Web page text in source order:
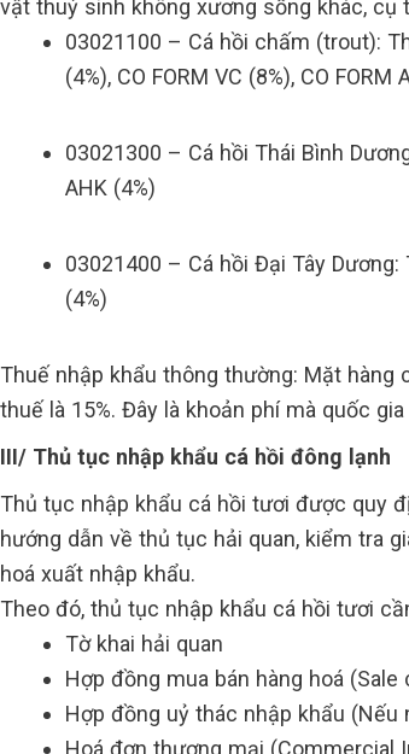
vật thuỷ sinh không xương sống khác, cụ
03021100 – Cá hồi chấm (trout):
(4%), CO FORM VC (8%), CO FORM
03021300 – Cá hồi Thái Bình
AHK (4%)
03021400 – Cá hồi Đại Tây Dương:
(4%)
Thuế nhập khẩu thông thường: Mặt
thuế là 15%. Đây là khoản phí mà quốc
III/ Thủ tục nhập khẩu cá hồi đông lạnh
Thủ tục nhập khẩu cá hồi tươi được quy
hướng dẫn về thủ tục hải quan, kiểm tra
hoá xuất nhập khẩu.
Theo đó, thủ tục nhập khẩu cá hồi tươi
Tờ khai hải quan
Hợp đồng mua bán hàng hoá (Sale
Hợp đồng uỷ thác nhập khẩu (Nếu
Hoá đơn thương mại (Commercial